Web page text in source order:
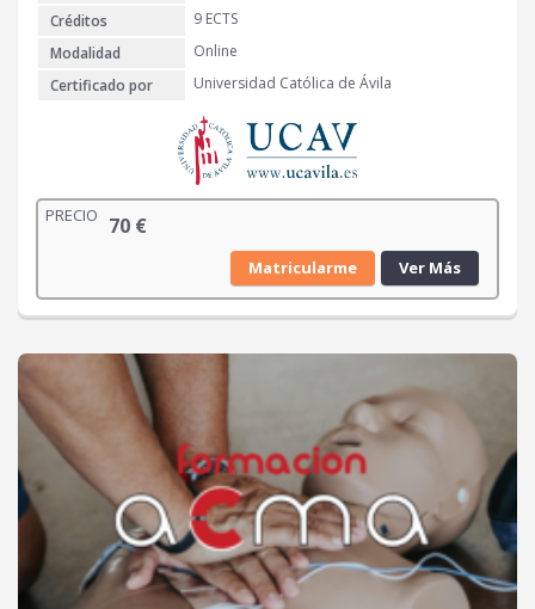
Créditos
9 ECTS
Modalidad
Online
Certificado por
Universidad Católica de Ávila
PRECIO 70 €
Matricularme Ver Más